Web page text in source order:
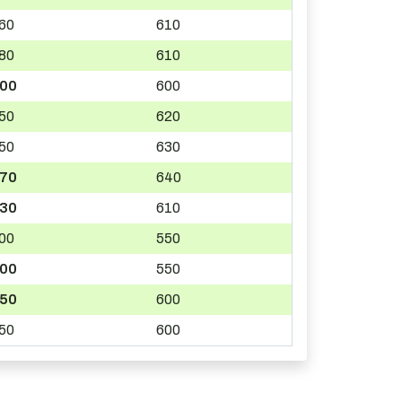
610
610
600
620
630
640
610
550
550
600
600